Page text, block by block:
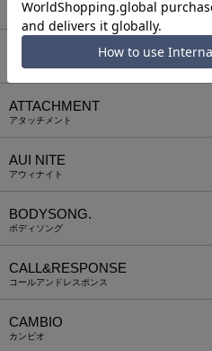
ア リトル
アンゲネーム
ATTACHMENT
アタッチメント
AUI NITE
アウィナイト
BODYSONG.
ボディソング
CALL&RESPONSE
コールアンドレスポンス
CAMBIO
カンビオ